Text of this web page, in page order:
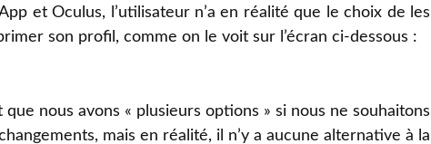
et Oculus, l’utilisateur n’a en réalité que le choix de les
son profil, comme on le voit sur l’écran ci-dessous :
que nous avons « plusieurs options » si nous ne souhaitons
mais en réalité, il n’y a aucune alternative à la